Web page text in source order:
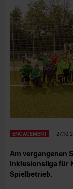
ENGAGEMENT
Am vergangenen
Inklusionsliga für
Spielbetrieb.